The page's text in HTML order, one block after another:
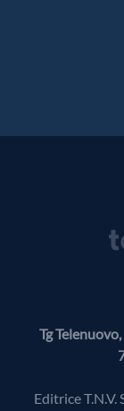
Tg
Editrice